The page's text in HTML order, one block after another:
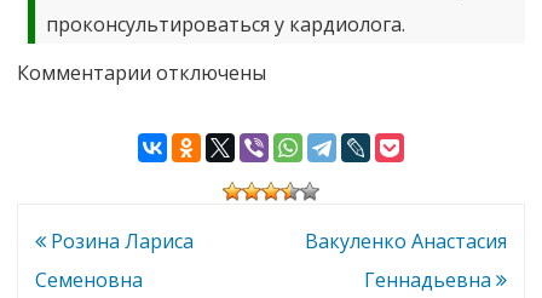
проконсультироваться у кардиолога.
Комментарии к
Светлана
Александровна
отключены
Навигация
по
Розина Лариса
Семеновна
Вакуленко Анастасия
Геннадьевна